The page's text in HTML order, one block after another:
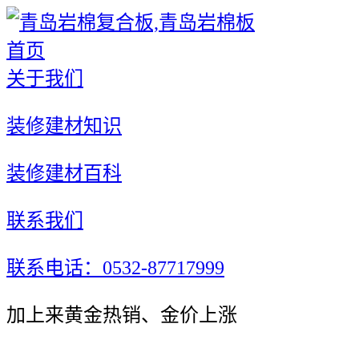
首页
关于我们
装修建材知识
装修建材百科
联系我们
联系电话：0532-87717999
加上来黄金热销、金价上涨